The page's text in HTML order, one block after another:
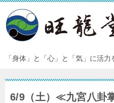
「身体」と「心」と「気」に活力
6/9（土）≪九宮八卦